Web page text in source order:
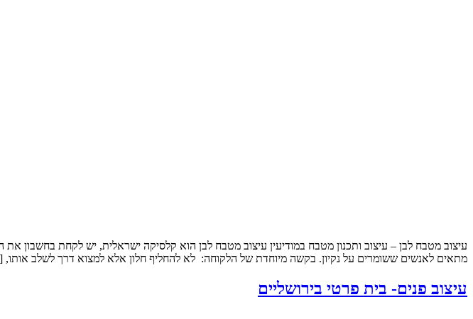
עיצוב מטבח לבן – עיצוב ותכנון מטבח במודיעין עיצוב מטבח לבן הוא קלסיקה ישראלית, יש לקחת בחשבון
מתאים לאנשים ששומרים על נקיון. בקשה מיוחדת של הלקוחה: לא להחליף חלון אלא למצוא דרך לשלב
עיצוב פנים- בית פרטי בירושליים